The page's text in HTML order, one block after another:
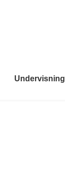
Undervisning